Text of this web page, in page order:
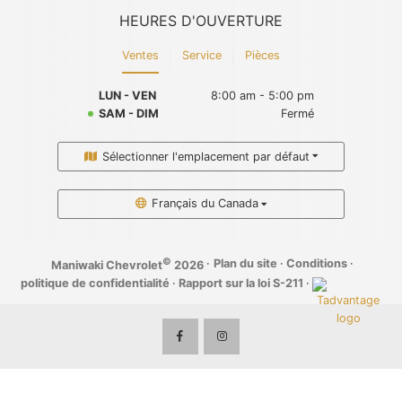
HEURES D'OUVERTURE
Ventes Service Pièces
LUN - VEN
8:00 am - 5:00 pm
SAM - DIM
Fermé
Sélectionner l'emplacement par défaut
Français du Canada
Maniwaki Chevrolet© 2026 · Plan du site · Conditions ·
politique de confidentialité · Rapport sur la loi S-211 ·